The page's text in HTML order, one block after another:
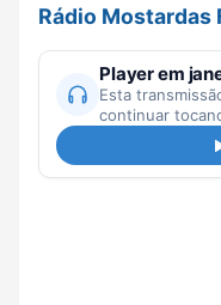
Rádio Mostardas
Player em
Esta
continuar